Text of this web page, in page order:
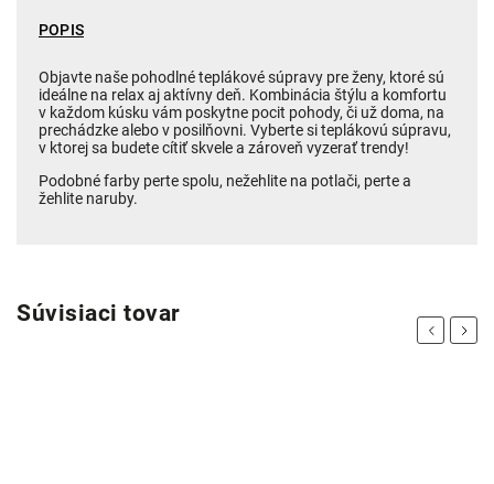
POPIS
Objavte naše pohodlné teplákové súpravy pre ženy, ktoré sú
ideálne na relax aj aktívny deň. Kombinácia štýlu a komfortu
v každom kúsku vám poskytne pocit pohody, či už doma, na
prechádzke alebo v posilňovni. Vyberte si teplákovú súpravu,
v ktorej sa budete cítiť skvele a zároveň vyzerať trendy!
Podobné farby perte spolu, nežehlite na potlači, perte a
žehlite naruby.
Súvisiaci tovar
PreviousNext